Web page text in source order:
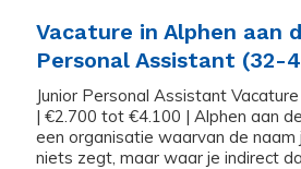
Vacature in Alphen aan
Personal Assistant (32-
Junior Personal Assistant
| €2.700 tot €4.100 | Alphen aan
een organisatie waarvan de naam
niets zegt, maar waar je indirect